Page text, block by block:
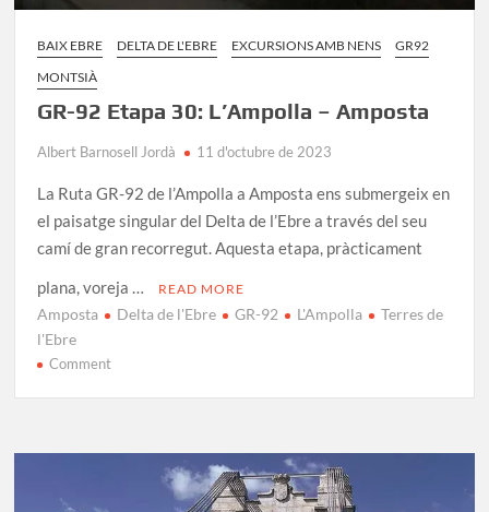
BAIX EBRE DELTA DE L'EBRE EXCURSIONS AMB NENS
GR92
MONTSIÀ
GR-92 Etapa 30: L’Ampolla – Amposta
Albert Barnosell Jordà 11 d'octubre de 2023
La Ruta GR-92 de l’Ampolla a Amposta ens submergeix en
el paisatge singular del Delta de l’Ebre a través del seu
camí de gran recorregut. Aquesta etapa, pràcticament
plana, voreja …
READ MORE
Amposta Delta de l'Ebre GR-92 L'Ampolla
Terres de
l'Ebre
Commenton
30:
L’Ampolla